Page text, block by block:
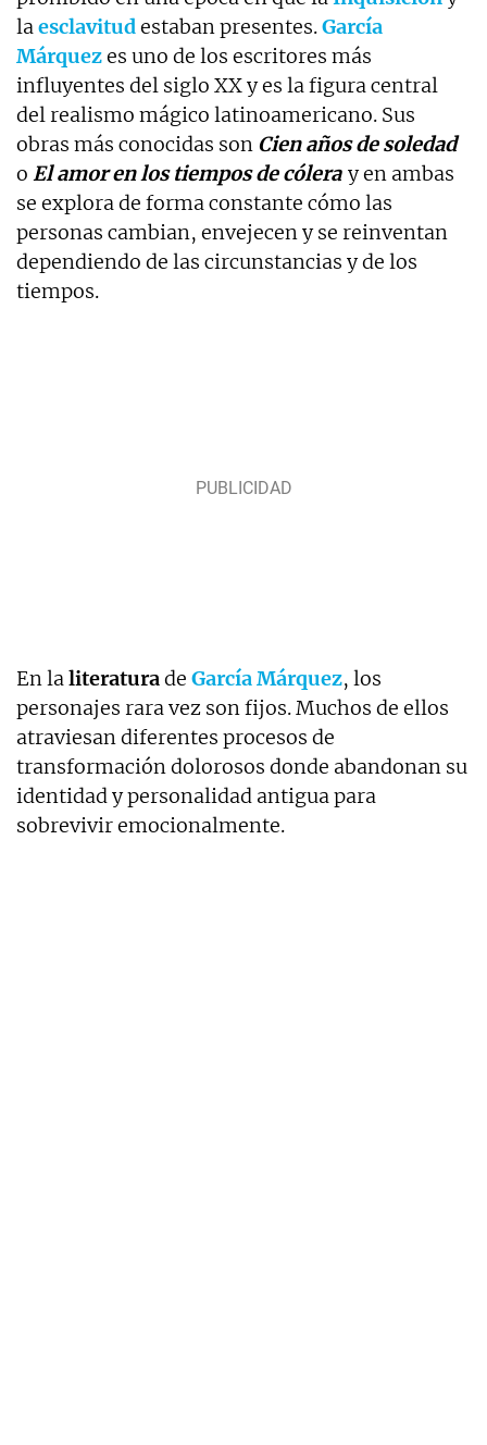
laesclavitudestaban presentes.García
Márquezes uno de los escritores más
influyentes del siglo XX y es la figura central
del realismo mágico latinoamericano. Sus
obras más conocidas son Cien años de soledad
o El amor en los tiempos de cólera y en ambas
se explora de forma constante cómo las
personas cambian, envejecen y se reinventan
dependiendo de las circunstancias y de los
tiempos.
En laliteraturade García Márquez, los
personajes rara vez son fijos. Muchos de ellos
atraviesan diferentes procesos de
transformación dolorosos donde abandonan su
identidad y personalidad antigua para
sobrevivir emocionalmente.